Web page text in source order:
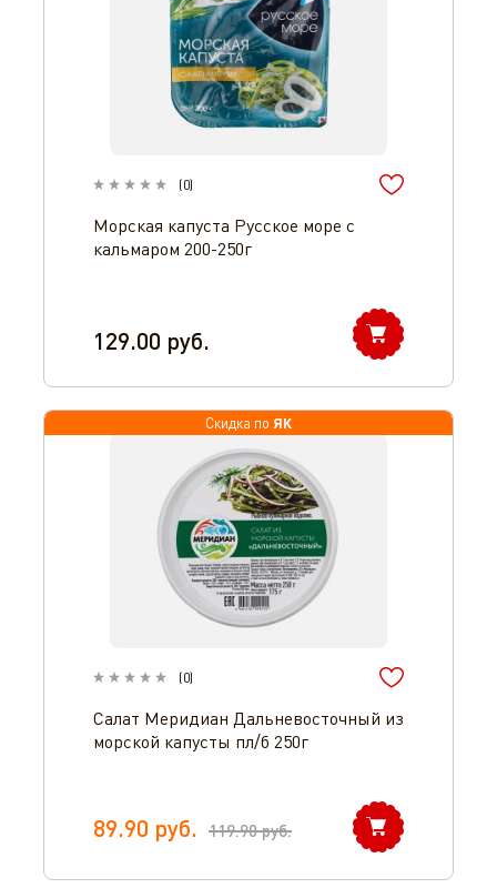
(0)
Морская капуста Русское море с
кальмаром 200-250г
129.00 руб.
Скидка по ЯК
(0)
Салат Меридиан Дальневосточный из
морской капусты пл/б 250г
89.90 руб. 119.90руб.